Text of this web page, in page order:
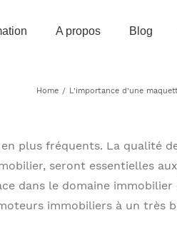
A propos Blog
Home / L’importance d’une
plus fréquents. La qualité
seront essentielles
dans le domaine
immobiliers à un très